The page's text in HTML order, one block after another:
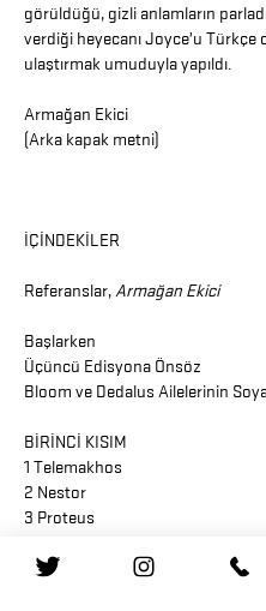
görüldüğü, gizli anlamların
verdiği heyecanı Joyce’u Türkçe
ulaştırmak umuduyla yapıldı.
Armağan Ekici
(Arka kapak metni)
İÇİNDEKİLER
Referanslar,Armağan Ekici
Başlarken
Üçüncü Edisyona Önsöz
Bloom ve Dedalus Ailelerinin
BİRİNCİ KISIM
1 Telemakhos
2 Nestor
3 Proteus
İKİNCİ KISIM